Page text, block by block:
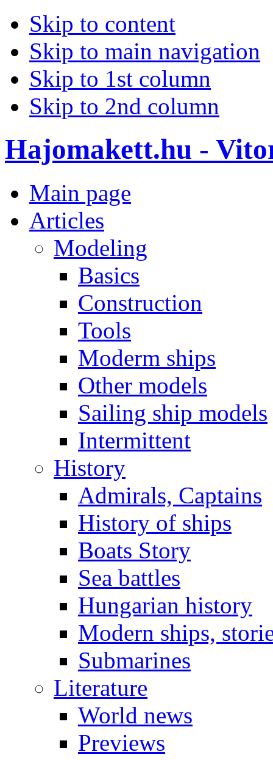
Skip to content
Skip to main navigation
Skip to 1st column
Skip to 2nd column
Hajomakett.hu -
Main page
Articles
Modeling
Basics
Construction
Tools
Moderm ships
Other models
Sailing ship models
Intermittent
History
Admirals, Captains
History of ships
Boats Story
Sea battles
Hungarian history
Modern ships,
Submarines
Literature
World news
Previews